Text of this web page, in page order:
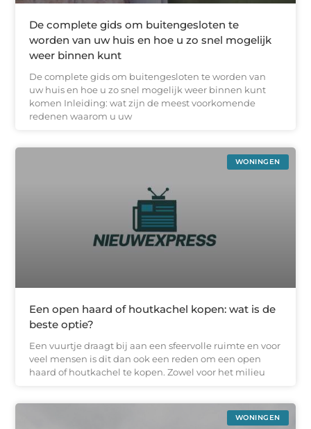
De complete gids om buitengesloten te
worden van uw huis en hoe u zo snel mogelijk
weer binnen kunt
De complete gids om buitengesloten te worden van
uw huis en hoe u zo snel mogelijk weer binnen kunt
komen Inleiding: wat zijn de meest voorkomende
redenen waarom u uw
WONINGEN
Een open haard of houtkachel kopen: wat is de
beste optie?
Een vuurtje draagt bij aan een sfeervolle ruimte en voor
veel mensen is dit dan ook een reden om een open
haard of houtkachel te kopen. Zowel voor het milieu
WONINGEN